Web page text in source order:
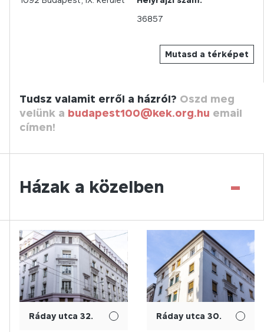
Mutasd a térképet
36857
Tudsz valamit erről a házról? Oszd meg
velünk a budapest100@kek.org.hu email
címen!
Házak a közelben -
Ráday utca 32. Ráday utca 30.